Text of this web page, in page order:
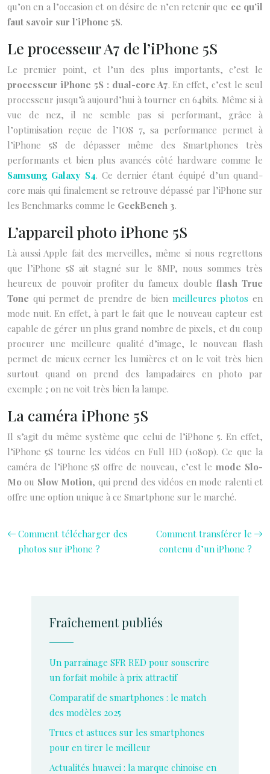
qu’on en a l’occasion et on désire de n’en retenir que ce qu’il
faut savoir sur l’iPhone 5S.
Le processeur A7 de l’iPhone 5S
Le premier point, et l’un des plus importants, c’est le
processeur iPhone 5S : dual-core A7. En effet, c’est le seul
processeur jusqu’à aujourd’hui à tourner en 64bits. Même si à
vue de nez, il ne semble pas si performant, grâce à
l’optimisation reçue de l’IOS 7, sa performance permet à
l’iPhone 5S de dépasser même des Smartphones très
performants et bien plus avancés côté hardware comme le
Samsung Galaxy S4. Ce dernier étant équipé d’un quand-
core mais qui finalement se retrouve dépassé par l’iPhone sur
les Benchmarks comme le GeekBench 3.
L’appareil photo iPhone 5S
Là aussi Apple fait des merveilles, même si nous regrettons
que l’iPhone 5S ait stagné sur le 8MP, nous sommes très
heureux de pouvoir profiter du fameux double flash True
Tone qui permet de prendre de bien meilleures photos en
mode nuit. En effet, à part le fait que le nouveau capteur est
capable de gérer un plus grand nombre de pixels, et du coup
procurer une meilleure qualité d’image, le nouveau flash
permet de mieux cerner les lumières et on le voit très bien
surtout quand on prend des lampadaires en photo par
exemple ; on ne voit très bien la lampe.
La caméra iPhone 5S
Il s’agit du même système que celui de l’iPhone 5. En effet,
l’iPhone 5S tourne les vidéos en Full HD (1080p). Ce que la
caméra de l’iPhone 5S offre de nouveau, c’est lemode Slo-
Mo ou Slow Motion, qui prend des vidéos en mode ralenti et
offre une option unique à ce Smartphone sur le marché.
Comment télécharger des
photos sur iPhone ?
Comment transférer le
contenu d’un iPhone ?
Fraîchement publiés
Un parrainage SFR RED pour souscrire
un forfait mobile à prix attractif
Comparatif de smartphones : le match
des modèles 2025
Trucs et astuces sur les smartphones
pour en tirer le meilleur
Actualités huawei : la marque chinoise en